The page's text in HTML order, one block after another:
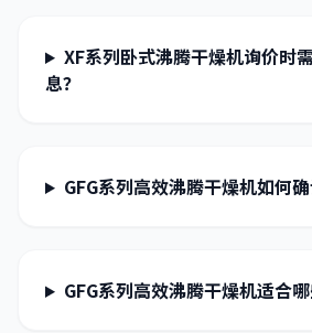
XF系列卧式沸腾干燥机询价时
息？
GFG系列高效沸腾干燥机如何确
GFG系列高效沸腾干燥机适合哪